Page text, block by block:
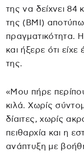
της να δείχνει 84
της (BMI)
πραγματικότητα.
και ήξερε ότι
της.
«Μου πήρε
κιλά. Χωρίς
δίαιτες, χωρίς
πειθαρχία και η
ανάπτυξη με